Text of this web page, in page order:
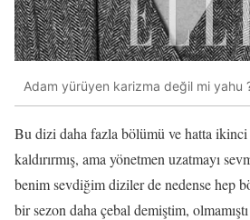
Adam yürüyen karizma değil mi yahu
Bu dizi daha fazla bölümü ve hatta
kaldırırmış, ama yönetmen uzatmayı
benim sevdiğim diziler de nedense hep
bir sezon daha çebal demiştim,